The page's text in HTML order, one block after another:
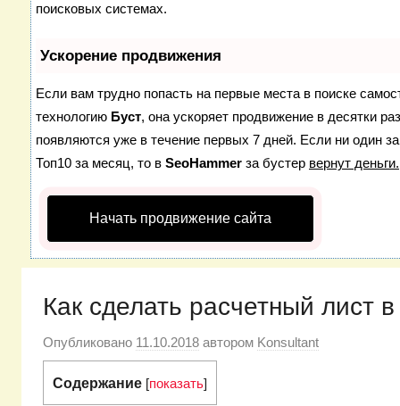
поисковых системах.
Ускорение продвижения
Если вам трудно попасть на первые места в поиске
технологию Буст, она ускоряет продвижение в десятки
появляются уже в течение первых 7 дней. Если ни один
Топ10 за месяц, то в SeoHammer за бустер вернут деньги.
Начать продвижение сайта
Как сделать расчетный лист
Опубликовано 11.10.2018 автором Konsultant
Содержание [показать]